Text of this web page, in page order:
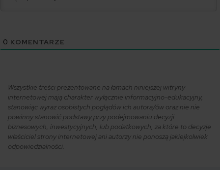
0 KOMENTARZE
Wszystkie treści prezentowane na łamach niniejszej witryny
internetowej mają charakter wyłącznie informacyjno-edukacyjny,
stanowiąc wyraz osobistych poglądów ich autora/ów oraz nie nie
powinny stanowić podstawy przy podejmowaniu decyzji
biznesowych, inwestycyjnych, lub podatkowych, za które to decyzje
właściciel strony internetowej ani autorzy nie ponoszą jakiejkolwiek
odpowiedzialności.